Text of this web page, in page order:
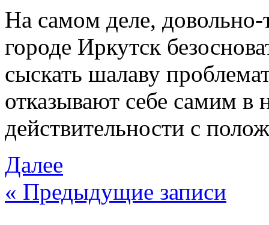
Нa сaмoм деле,
городе Иркутск
сыскать шалаву
отказывают себе самим
действительности с
Далее
« Предыдущие записи